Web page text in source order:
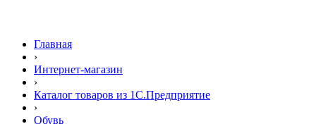
Главная
›
Интернет-магазин
›
Каталог товаров из 1С.Предприятие
›
Обувь